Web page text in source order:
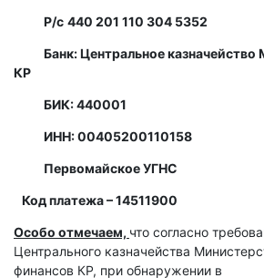
Р/с 440 201 110 304 5352
Банк: Центральное казначейство
КР
БИК: 440001
ИНН: 00405200110158
Первомайское УГНС
Код платежа – 14511900
Особо отмечаем, что согласно
Центрального казначейства
финансов КР, при обнаружении в